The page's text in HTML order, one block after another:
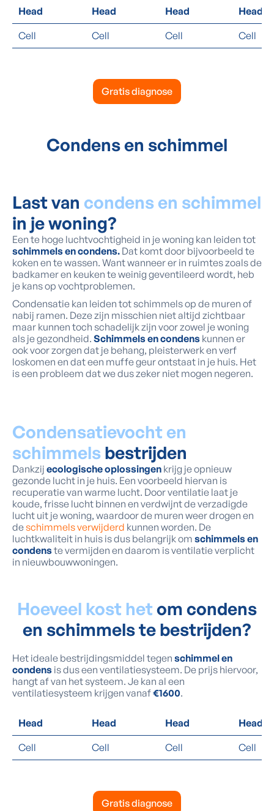
Head Head Head
Head
Cell
Cell Cell Cell
Gratis diagnose
Condens en schimmel
Last van condens en schimmel
in je woning?
Een te hoge luchtvochtigheid in je woning kan leiden tot
schimmels en condens. Dat komt door bijvoorbeeld te
koken en te wassen. Want wanneer er in ruimtes zoals de
badkamer en keuken te weinig geventileerd wordt, heb
je kans op vochtproblemen.
Condensatie kan leiden tot schimmels op de muren of
nabij ramen. Deze zijn misschien niet altijd zichtbaar
maar kunnen toch schadelijk zijn voor zowel je woning
als je gezondheid. Schimmels en condens kunnen er
ook voor zorgen dat je behang, pleisterwerk en verf
loskomen en dat een muffe geur ontstaat in je huis. Het
is een probleem dat we dus zeker niet mogen negeren.
Condensatievocht en
schimmels bestrijden
Dankzij ecologische oplossingen krijg je opnieuw
gezonde lucht in je huis. Een voorbeeld hiervan is
recuperatie van warme lucht. Door ventilatie laat je
koude, frisse lucht binnen en verdwijnt de verzadigde
lucht uit je woning, waardoor de muren weer drogen en
deschimmels verwijderd kunnen worden. De
luchtkwaliteit in huis is dus belangrijk om schimmels en
condenste vermijden en daarom is ventilatie verplicht
in nieuwbouwwoningen.
Hoeveel kost het om condens
en schimmels te bestrijden?
Het ideale bestrijdingsmiddel tegen schimmel en
condens is dus een ventilatiesysteem. De prijs hiervoor,
hangt af van het systeem. Je kan al een
ventilatiesysteem krijgen vanaf€1600.
Head Head Head
Head
Cell
Cell Cell Cell
Gratis diagnose